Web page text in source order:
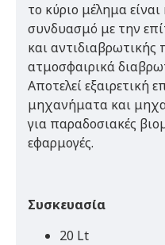
το κύριο μέλημα
συνδυασμό με την
και
ατμοσφαιρικά
Αποτελεί εξαιρετική
μηχανήματα και
για παραδοσιακές
εφαρμογές.
Συσκευασία
20 Lt